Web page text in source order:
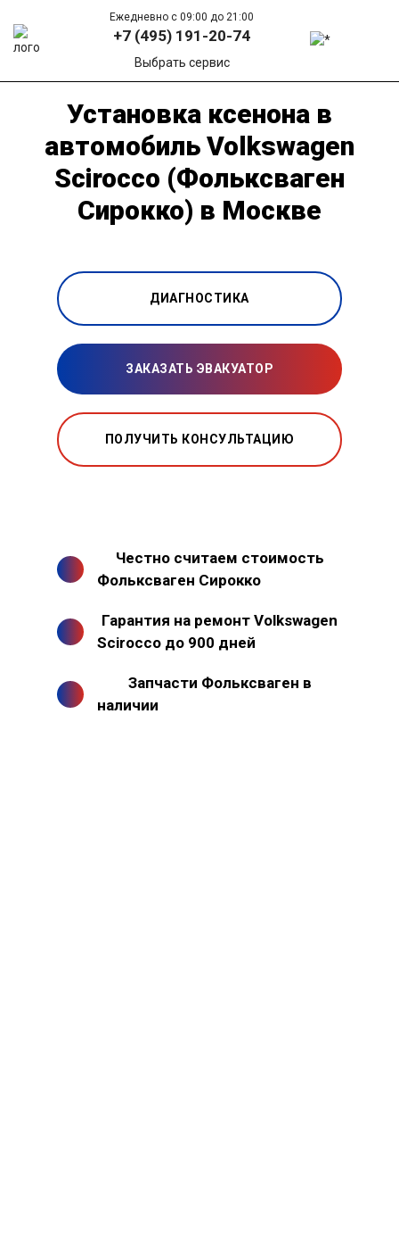
Ежедневно с 09:00 до 21:00
+7 (495) 191-20-74
Выбрать сервис
Установка ксенона в
автомобиль Volkswagen
Scirocco (Фольксваген
Сирокко) в Москве
ДИАГНОСТИКА
ЗАКАЗАТЬ ЭВАКУАТОР
ПОЛУЧИТЬ КОНСУЛЬТАЦИЮ
Честно считаем стоимость
Фольксваген Сирокко
Гарантия на ремонт Volkswagen
Scirocco до 900 дней
Запчасти Фольксваген в
наличии